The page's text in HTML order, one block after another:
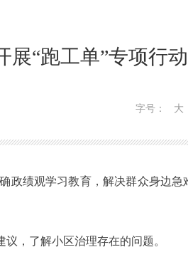
展“跑工单”专项行动
字号： 大
绩观学习教育，解决群众身边急
，了解小区治理存在的问题。